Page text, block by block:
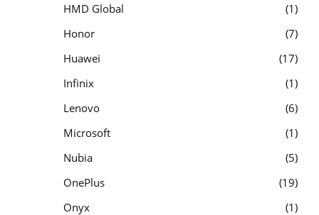
HMD Global
1
Honor
7
Huawei
17
Infinix
1
Lenovo
6
Microsoft
1
Nubia
5
OnePlus
19
Onyx
1